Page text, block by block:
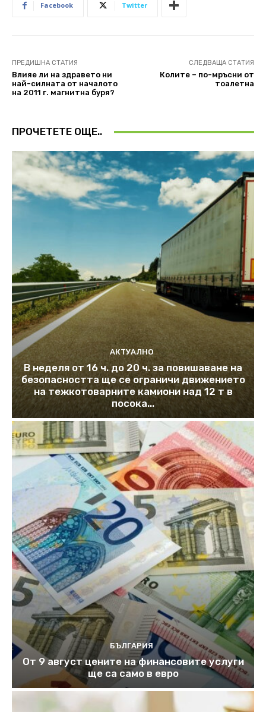
Facebook Twitter
ПРЕДИШНА СТАТИЯ
Влияе ли на здравето ни
най-силната от началото
на 2011 г. магнитна буря?
СЛЕДВАЩА СТАТИЯ
Колите – по-мръсни от
тоалетна
ПРОЧЕТЕТЕ ОЩЕ..
АКТУАЛНО
В неделя от 16 ч. до 20 ч. за повишаване на
безопасността ще се ограничи движението
на тежкотоварните камиони над 12 т в
посока...
БЪЛГАРИЯ
От 9 август цените на финансовите услуги
ще са само в евро